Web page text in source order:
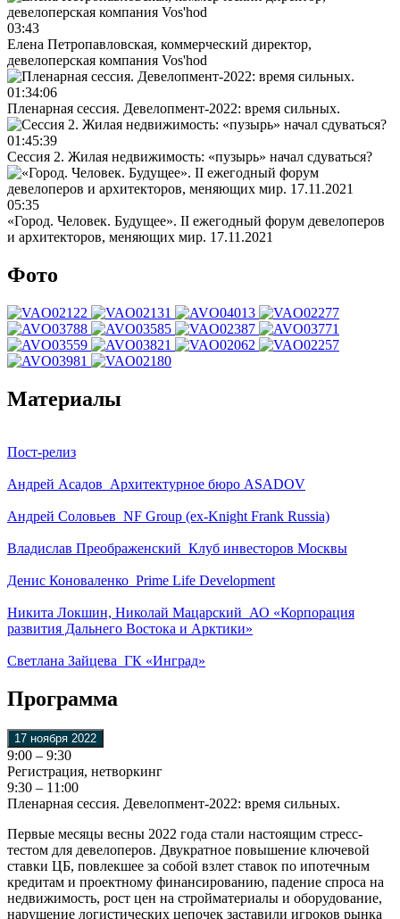
03:43
Елена Петропавловская, коммерческий директор,
девелоперская компания Vos'hod
01:34:06
Пленарная сессия. Девелопмент-2022: время сильных.
01:45:39
Сессия 2. Жилая недвижимость: «пузырь» начал сдуваться?
05:35
«Город. Человек. Будущее». II ежегодный форум девелоперов
и архитекторов, меняющих мир. 17.11.2021
Фото
Материалы
Пост-релиз
Андрей Асадов_Архитектурное бюро ASADOV
Андрей Соловьев_NF Group (ex-Knight Frank Russia)
Владислав Преображенский_Клуб инвесторов Москвы
Денис Коноваленко_Prime Life Development
Никита Локшин, Николай Мацарский_АО «Корпорация
развития Дальнего Востока и Арктики»
Светлана Зайцева_ГК «Инград»
Программа
17 ноября 2022
9:00 – 9:30
Регистрация, нетворкинг
9:30 – 11:00
Пленарная сессия. Девелопмент-2022: время сильных.
Первые месяцы весны 2022 года стали настоящим стресс-
тестом для девелоперов. Двукратное повышение ключевой
ставки ЦБ, повлекшее за собой взлет ставок по ипотечным
кредитам и проектному финансированию, падение спроса на
недвижимость, рост цен на стройматериалы и оборудование,
нарушение логистических цепочек заставили игроков рынка